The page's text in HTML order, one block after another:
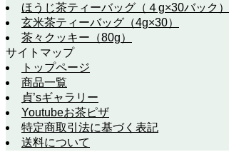
ほうじ茶ティーバッグ（４g×30バック）
玄米茶ティーバッグ（4g×30）
茶々クッキー（80g）
サイトマップ
トップページ
商品一覧
貞’sギャラリー
Youtubeお茶ピザ
特定商取引法に基づく表記
送料について